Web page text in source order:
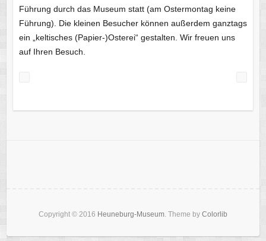
Führung durch das Museum statt (am Ostermontag keine
Führung). Die kleinen Besucher können außerdem ganztags
ein „keltisches (Papier-)Osterei“ gestalten. Wir freuen uns
auf Ihren Besuch.
Copyright © 2016 Heuneburg-Museum . Theme by Colorlib